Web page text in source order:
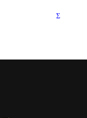
Σ